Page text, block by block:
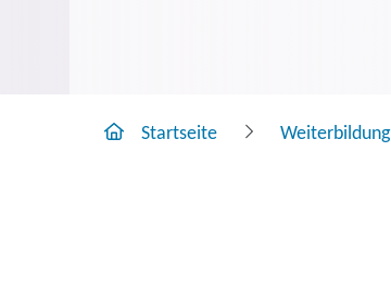
Startseite Weiterbildung